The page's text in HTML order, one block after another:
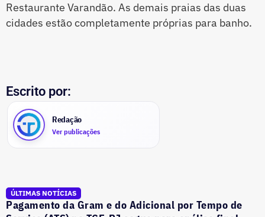
Restaurante Varandão. As demais praias das duas
cidades estão completamente próprias para banho.
Escrito por:
Redação
Ver publicações
ÚLTIMAS NOTÍCIAS
Pagamento da Gram e do Adicional por Tempo de